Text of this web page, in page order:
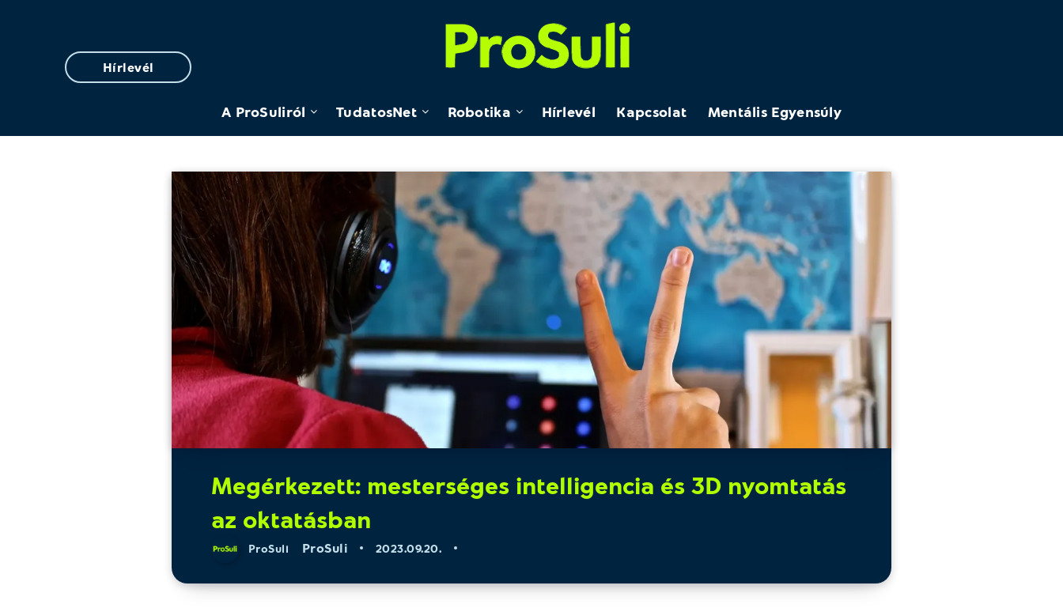
Hírlevél
A ProSuliról TudatosNet Robotika Hírlevél Kapcsolat Mentális Egyensúly
Megérkezett: mesterséges intelligencia és 3D nyomtatás
az oktatásban
ProSuli ProSuli 2023.09.20.